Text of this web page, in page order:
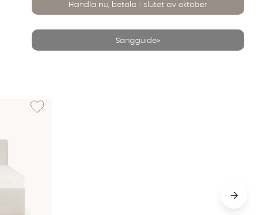
Handla nu, betala i slutet av oktober
Sängguide»
GreigeLägg till i önskelista: LOVISA 160 Förvaringssäng Greige